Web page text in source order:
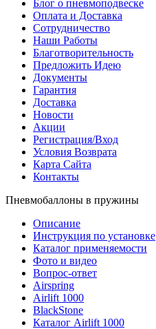
Блог о пневмоподвеске
Оплата и Доставка
Сотрудничество
Наши Работы
Благотворительность
Предложить Идею
Документы
Гарантия
Доставка
Новости
Акции
Регистрация/Вход
Условия Возврата
Карта Сайта
Контакты
Пневмобаллоны в пружины
Описание
Инструкция по установке
Каталог применяемости
Фото и видео
Вопрос-ответ
Airspring
Airlift 1000
BlackStone
Каталог Airlift 1000